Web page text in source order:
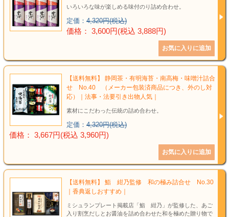
いろいろな味が楽しめる味付のり詰め合わせ。
定価： 4,320円(税込)
価格： 3,600円(税込 3,888円)
【送料無料】 静岡茶・有明海苔・南高梅・味噌汁詰合
せ No.40 （メーカー包装済商品につき、外のし対
応）｜法事・法要引き出物人気｜
素材にこだわった伝統の詰め合わせ。
定価： 4,320円(税込)
価格： 3,667円(税込 3,960円)
【送料無料】 鮨 紺乃監修 和の極み詰合せ No.30
｜香典返しおすすめ｜
ミシュランプレート掲載店「鮨 紺乃」が監修した、あご
入り割烹だしとお醤油を詰め合わせた和を極めた贈り物で